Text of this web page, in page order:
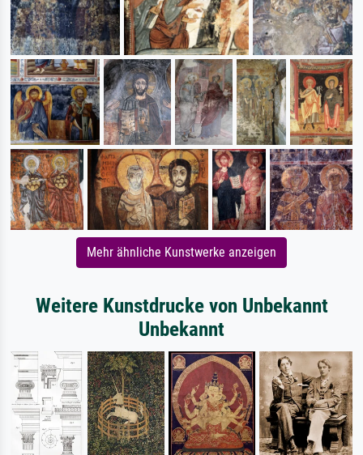
Mehr ähnliche Kunstwerke anzeigen
Weitere Kunstdrucke von Unbekannt
Unbekannt